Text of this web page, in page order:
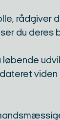
rådgiver
du
løbende